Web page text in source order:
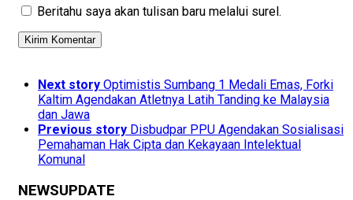
Beritahu saya akan tulisan baru melalui surel.
Next story Optimistis Sumbang 1 Medali Emas, Forki
Kaltim Agendakan Atletnya Latih Tanding ke Malaysia
dan Jawa
Previous story Disbudpar PPU Agendakan Sosialisasi
Pemahaman Hak Cipta dan Kekayaan Intelektual
Komunal
NEWSUPDATE